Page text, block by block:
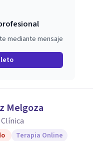
mediante mensaje
Melgoza
Terapia Online